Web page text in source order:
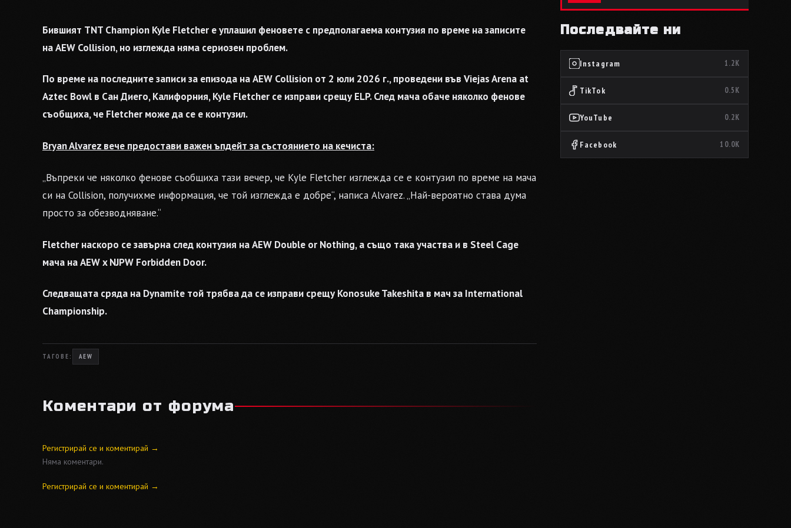
Бившият TNT Champion Kyle Fletcher е уплашил феновете с предполагаема контузия по време на записите
на AEW Collision, но изглежда няма сериозен проблем.
По време на последните записи за епизода на AEW Collision от 2 юли 2026 г., проведени във Viejas Arena at
Aztec Bowl в Сан Диего, Калифорния, Kyle Fletcher се изправи срещу ELP. След мача обаче няколко фенове
съобщиха, че Fletcher може да се е контузил.
Bryan Alvarez вече предостави важен ъпдейт за състоянието на кечиста:
„Въпреки че няколко фенове съобщиха тази вечер, че Kyle Fletcher изглежда се е контузил по време на мача
си на Collision, получихме информация, че той изглежда е добре“, написа Alvarez. „Най-вероятно става дума
просто за обезводняване.“
Fletcher наскоро се завърна след контузия на AEW Double or Nothing, а също така участва и в Steel Cage
мача на AEW x NJPW Forbidden Door.
Следващата сряда на Dynamite той трябва да се изправи срещу Konosuke Takeshita в мач за International
Championship.
ТАГОВЕ: AEW
Коментари от форума
Регистрирай се и коментирай →
Няма коментари.
Регистрирай се и коментирай →
Последвайте ни
Instagram 1.2K
TikTok 0.5K
YouTube 0.2K
Facebook 10.0K